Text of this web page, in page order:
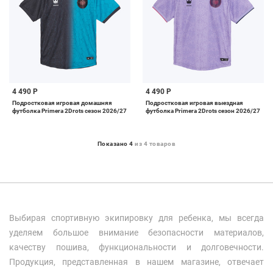
4 490 Р
Подростковая игровая домашняя
футболка Primera 2Drots сезон 2026/27
4 490 Р
Подростковая игровая выездная
футболка Primera 2Drots сезон 2026/27
Показано 4 из 4 товаров
Выбирая спортивную экипировку для ребенка, мы всегда
уделяем большое внимание безопасности материалов,
качеству пошива, функциональности и долговечности.
Продукция, представленная в нашем магазине, отвечает